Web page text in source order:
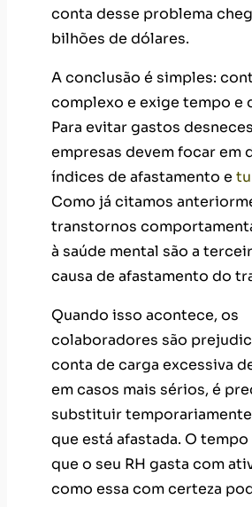
conta desse problema
bilhões de dólares.
A conclusão é simples:
complexo e exige tempo e
Para evitar gastos
empresas devem focar em
índices de afastamento e
Como já citamos
transtornos
à saúde mental são a
causa de afastamento do
Quando isso acontece, os
colaboradores são
conta de carga excessiva
em casos mais sérios, é
substituir temporariamente
que está afastada. O
que o seu RH gasta com
como essa com certeza